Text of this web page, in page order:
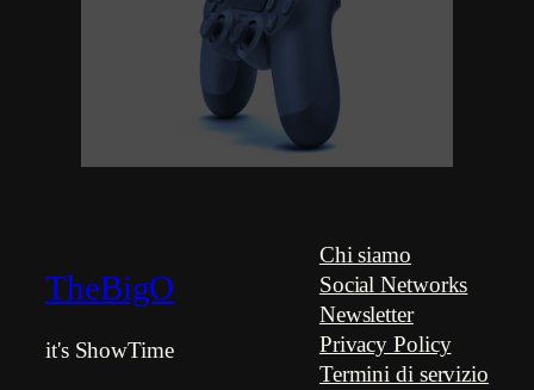
A caccia del miglior
pad per PC: Sony
DualShock 4
TheBigO
it's ShowTime
Chi siamo
Social Networks
Newsletter
Privacy Policy
Termini di servizio